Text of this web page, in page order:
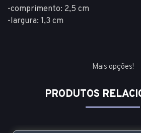
-comprimento: 2,5 cm
-largura: 1,3 cm
Mais opções!
PRODUTOS